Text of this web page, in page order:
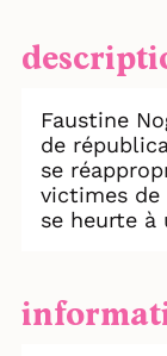
Faustine
de
se
victimes de
se heurte à
Une
amnésie